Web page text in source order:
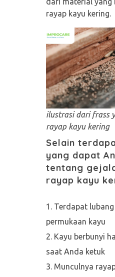
rayap kayu kering.
ilustrasi dari frass
rayap kayu kering
Selain
yang dapat
tentang
rayap kayu
Terdapat
permukaan kayu
Kayu berbunyi
saat Anda ketuk
Munculnya